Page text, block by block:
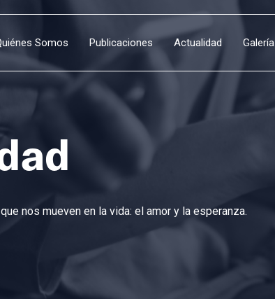
Somos Publicaciones Actualidad Galería
nos mueven en la vida: el amor y la esperanza.